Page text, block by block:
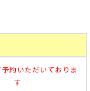
約いただいておりま
す